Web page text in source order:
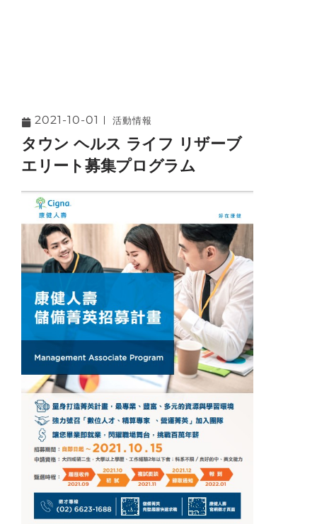
2021-10-01 活動情報
タウン ヘルス ライフ リザーブ
エリート募集プログラム